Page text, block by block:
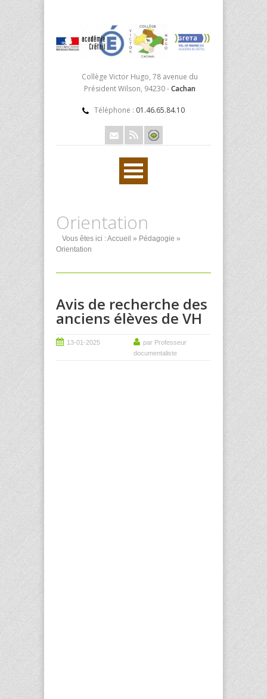
Collège Victor Hugo, 78 avenue du
Président Wilson, 94230 -Cachan
Téléphone : 01.46.65.84.10
Orientation
Vous êtes ici :Accueil » Pédagogie »
Orientation
Avis de recherche des
anciens élèves de VH
13-01-2025
par Professeur
documentaliste